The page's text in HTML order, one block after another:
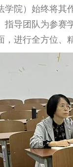
院）始终将
导团队为参
进行全方位、